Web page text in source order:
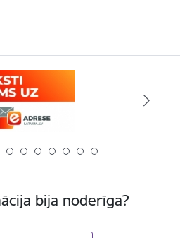
bija noderīga?